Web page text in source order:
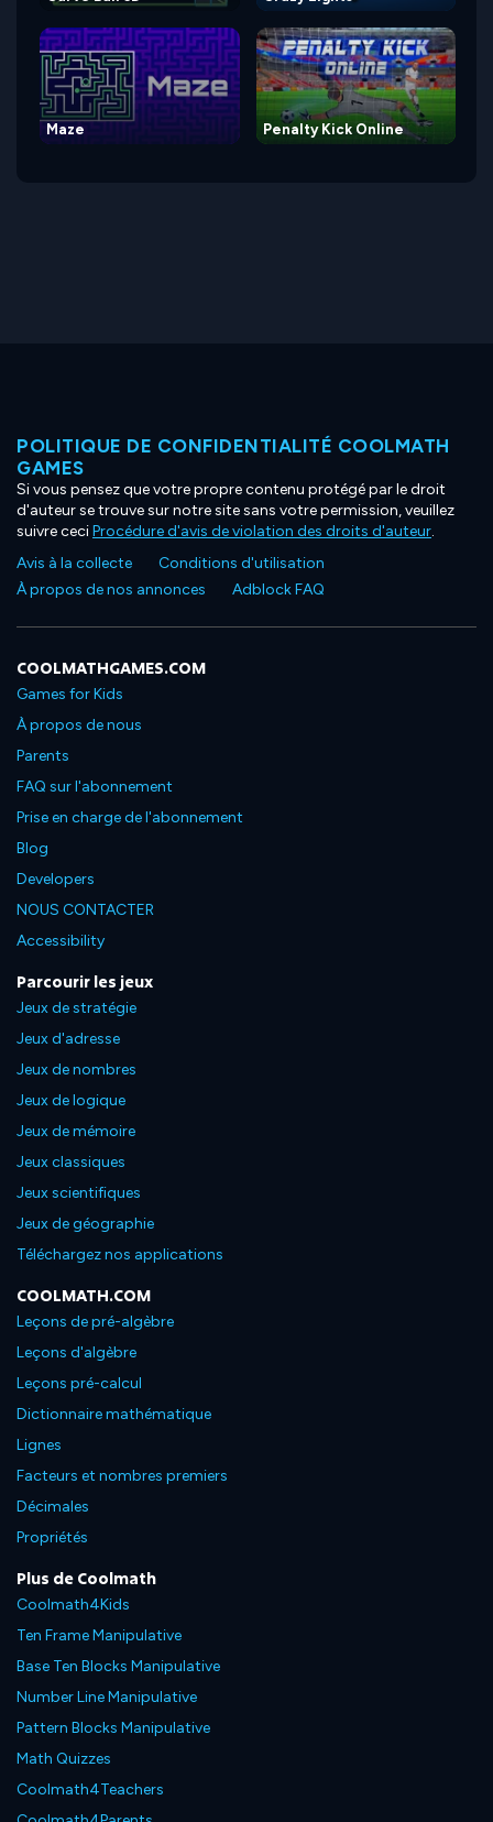
Maze Penalty Kick Online
POLITIQUE DE CONFIDENTIALITÉ COOLMATH
GAMES
Si vous pensez que votre propre contenu protégé par le droit
d'auteur se trouve sur notre site sans votre permission, veuillez
suivre ceciProcédure d'avis de violation des droits d'auteur.
Avis à la collecte
Conditions d'utilisation
À propos de nos annonces
Adblock FAQ
COOLMATHGAMES.COM
Games for Kids
À propos de nous
Parents
FAQ sur l'abonnement
Prise en charge de l'abonnement
Blog
Developers
NOUS CONTACTER
Accessibility
Parcourir les jeux
Jeux de stratégie
Jeux d'adresse
Jeux de nombres
Jeux de logique
Jeux de mémoire
Jeux classiques
Jeux scientifiques
Jeux de géographie
Téléchargez nos applications
COOLMATH.COM
Leçons de pré-algèbre
Leçons d'algèbre
Leçons pré-calcul
Dictionnaire mathématique
Lignes
Facteurs et nombres premiers
Décimales
Propriétés
Plus de Coolmath
Coolmath4Kids
Ten Frame Manipulative
Base Ten Blocks Manipulative
Number Line Manipulative
Pattern Blocks Manipulative
Math Quizzes
Coolmath4Teachers